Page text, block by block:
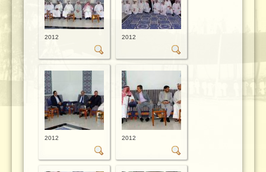
2012 2012
2012 2012